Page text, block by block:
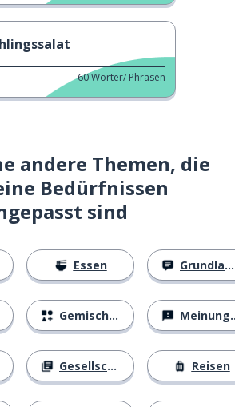
60Wörter/ Phrasen
andere Themen, die
Bedürfnissen
sind
Essen
Gemischtes
Gesellschaft
Grundlagen
Meinungen
Reisen